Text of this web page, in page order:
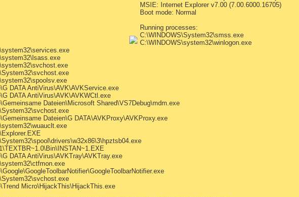
MSIE: Internet Explorer v7.00 (7.00.6000.16705)
Boot mode: Normal
Running processes:
C:\WINDOWS\System32\smss.exe
C:\WINDOWS\system32\winlogon.exe
DATA AntiVirus\AVK\AVKService.exe
DATA AntiVirus\AVK\AVKWCtl.exe
Dateien\Microsoft Shared\VS7Debug\mdm.exe
Dateien\G DATA\AVKProxy\AVKProxy.exe
DATA AntiVirus\AVKTray\AVKTray.exe
Micro\HijackThis\HijackThis.exe